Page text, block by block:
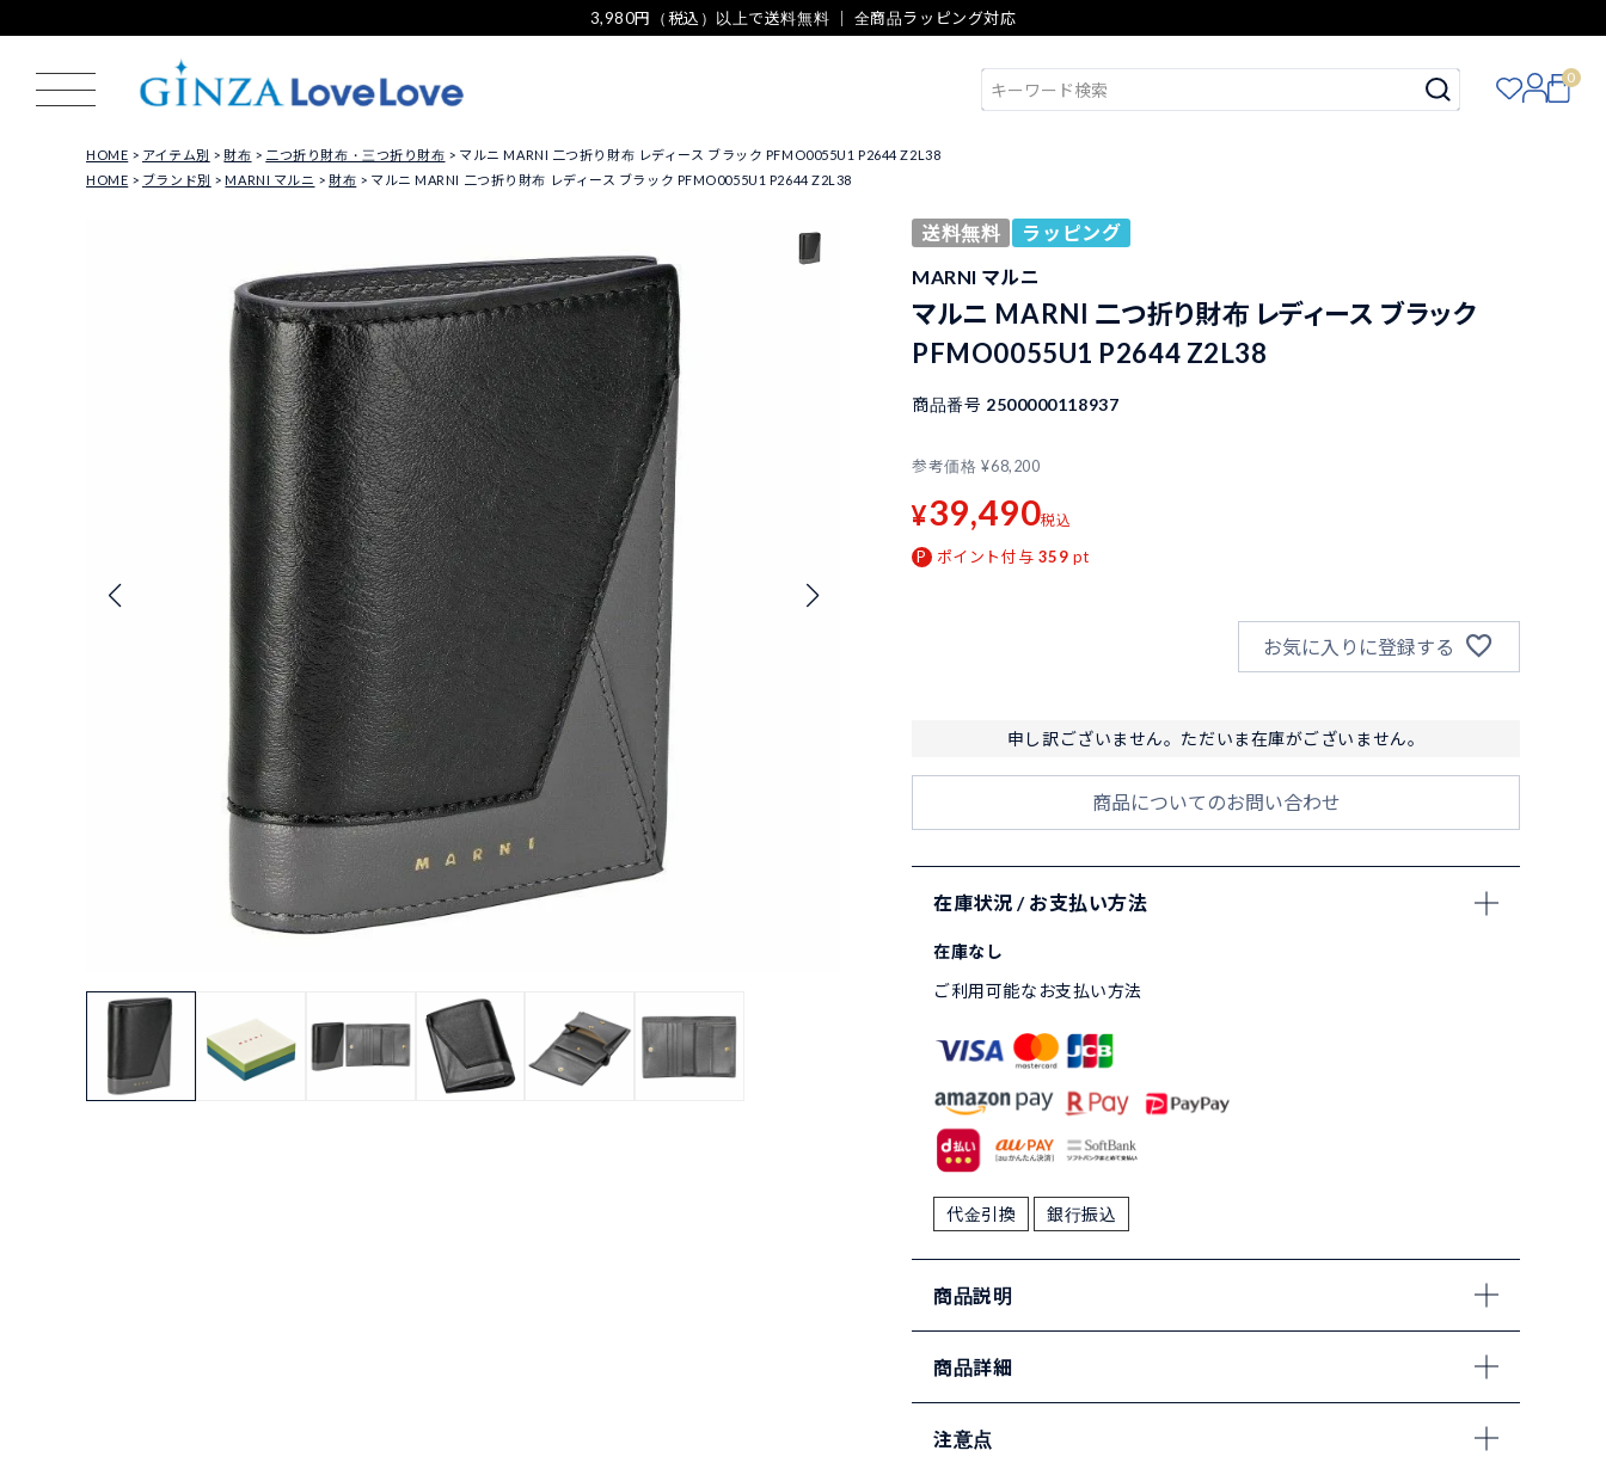
3,980円（税込）以上で送料無料 ｜ 全商品ラッピング対応
0
HOME アイテム別 財布 二つ折り財布・三つ折り財布
マルニ MARNI 二つ折り財布 レディース ブラック PFMO0055U1 P2644 Z2L38
HOME
ブランド別 MARNI マルニ 財布 マルニ MARNI 二つ折り財布 レディース ブラック PFMO0055U1 P2644 Z2L38
送料無料
ラッピング
MARNI マルニ
マルニ MARNI 二つ折り財布 レディース ブラック
PFMO0055U1 P2644 Z2L38
商品番号 2500000118937
参考価格 ¥68,200
¥39,490税込
ポイント付与 359 pt
お気に入りに登録する
申し訳ございません。ただいま在庫がございません。
商品についてのお問い合わせ
在庫状況 / お支払い方法
在庫なし
ご利用可能なお支払い方法
代金引換 銀行振込
商品説明
商品詳細
注意点